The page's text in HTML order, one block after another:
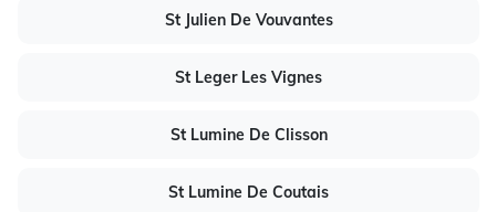
St Julien De Vouvantes
St Leger Les Vignes
St Lumine De Clisson
St Lumine De Coutais